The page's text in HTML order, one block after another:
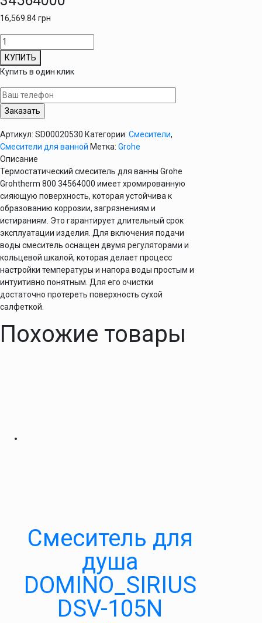
16,569.84грн
Количество
товара
Смеситель
термостатический
для
ванны
Grohe
800
34564000
КУПИТЬ
Купить в один клик
Артикул: SD00020530 Категории: Смесители,
Смесители для ванной Метка: Grohe
Описание
Термостатический смеситель для ванны Grohe
Grohtherm 800 34564000 имеет хромированную
сияющую поверхность, которая устойчива к
образованию коррозии, загрязнениям и
истираниям. Это гарантирует длительный срок
эксплуатации изделия. Для включения подачи
воды смеситель оснащен двумя регуляторами и
кольцевой шкалой, которая делает процесс
настройки температуры и напора воды простым и
интуитивно понятным. Для его очистки
достаточно протереть поверхность сухой
салфеткой.
Похожие товары
Cмеситель для
душа
DOMINO_SIRIUS
DSV-105N